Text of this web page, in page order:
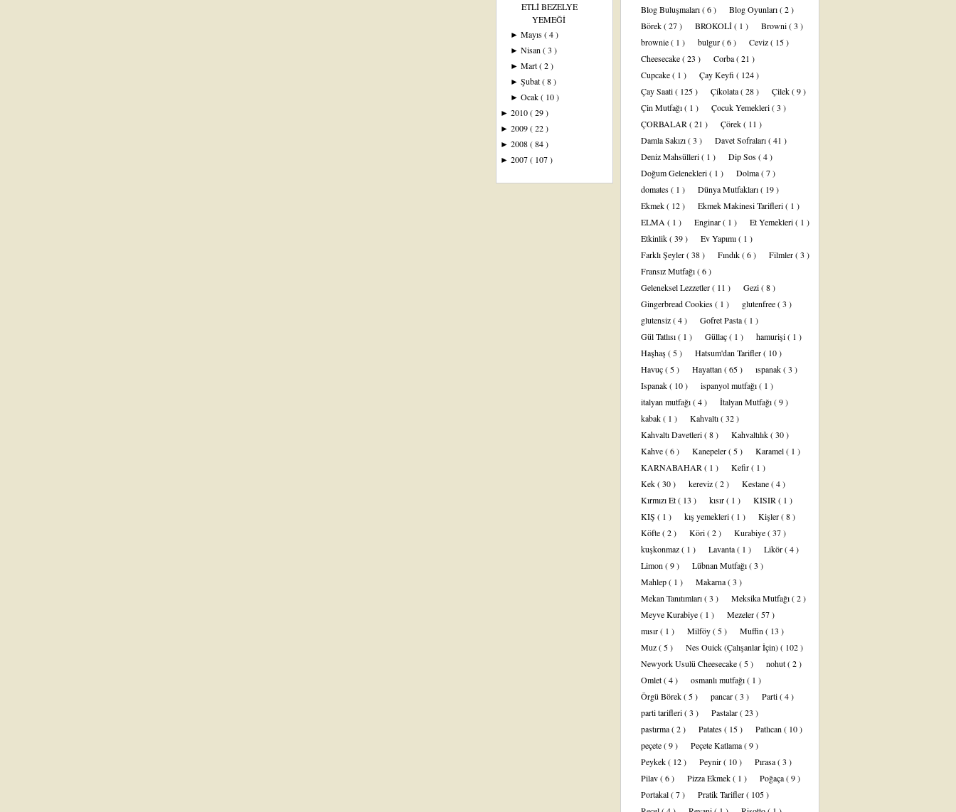
ETLİ BEZELYE
YEMEĞİ
►Mayıs( 4 )
►Nisan( 3 )
►Mart( 2 )
►Şubat( 8 )
►Ocak( 10 )
► 2010( 29 )
► 2009( 22 )
► 2008( 84 )
► 2007( 107 )
Blog Buluşmaları( 6 ) Blog Oyunları( 2 )
Börek( 27 ) BROKOLİ( 1 ) Browni( 3 )
brownie( 1 ) bulgur( 6 ) Ceviz( 15 )
Cheesecake( 23 ) Corba( 21 )
Cupcake( 1 ) Çay Keyfi ( 124 )
Çay Saati( 125 ) Çikolata( 28 ) Çilek( 9 )
Çin Mutfağı( 1 ) Çocuk Yemekleri( 3 )
ÇORBALAR ( 21 ) Çörek( 11 )
Damla Sakızı( 3 ) Davet Sofraları( 41 )
Deniz Mahsülleri( 1 ) Dip Sos( 4 )
Doğum Gelenekleri( 1 ) Dolma( 7 )
domates( 1 ) Dünya Mutfakları( 19 )
Ekmek( 12 ) Ekmek Makinesi Tarifleri( 1 )
ELMA ( 1 ) Enginar( 1 ) Et Yemekleri( 1 )
Etkinlik( 39 ) Ev Yapımı( 1 )
Farklı Şeyler( 38 ) Fındık( 6 ) Filmler( 3 )
Fransız Mutfağı( 6 )
Geleneksel Lezzetler( 11 ) Gezi( 8 )
Gingerbread Cookies( 1 ) glutenfree( 3 )
glutensiz( 4 ) Gofret Pasta( 1 )
Gül Tatlısı( 1 ) Güllaç( 1 ) hamurişi( 1 )
Haşhaş( 5 ) Hatsum'dan Tarifler( 10 )
Havuç( 5 ) Hayattan ( 65 ) ıspanak( 3 )
Ispanak( 10 ) ispanyol mutfağı( 1 )
italyan mutfağı( 4 ) İtalyan Mutfağı( 9 )
kabak( 1 ) Kahvaltı( 32 )
Kahvaltı Davetleri( 8 ) Kahvaltılık( 30 )
Kahve( 6 ) Kanepeler( 5 ) Karamel( 1 )
KARNABAHAR ( 1 ) Kefir( 1 )
Kek( 30 ) kereviz( 2 ) Kestane( 4 )
Kırmızı Et( 13 ) kısır( 1 ) KISIR ( 1 )
KIŞ ( 1 ) kış yemekleri( 1 ) Kişler( 8 )
Köfte( 2 ) Köri( 2 ) Kurabiye( 37 )
kuşkonmaz( 1 ) Lavanta( 1 ) Likör( 4 )
Limon ( 9 ) Lübnan Mutfağı( 3 )
Mahlep( 1 ) Makarna( 3 )
Mekan Tanıtımları( 3 ) Meksika Mutfağı( 2 )
Meyve Kurabiye( 1 ) Mezeler( 57 )
mısır( 1 ) Milföy( 5 ) Muffin ( 13 )
Muz( 5 ) Nes Ouick (Çalışanlar İçin)( 102 )
Newyork Usulü Cheesecake( 5 ) nohut( 2 )
Omlet( 4 ) osmanlı mutfağı( 1 )
Örgü Börek( 5 ) pancar( 3 ) Parti( 4 )
parti tarifleri( 3 ) Pastalar( 23 )
pastırma( 2 ) Patates( 15 ) Patlıcan ( 10 )
peçete( 9 ) Peçete Katlama( 9 )
Peykek( 12 ) Peynir( 10 ) Pırasa( 3 )
Pilav( 6 ) Pizza Ekmek( 1 ) Poğaça( 9 )
Portakal( 7 ) Pratik Tarifler( 105 )